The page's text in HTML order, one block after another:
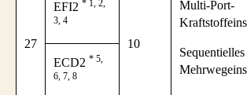
27
EFI2 * 1, 2,
3, 4
10
Multi-Port-
Sequentielles
ECD2 * 5,
6, 7, 8